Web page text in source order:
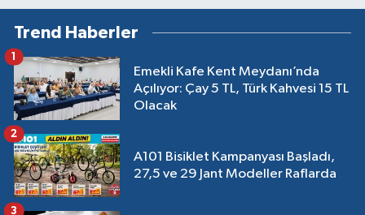
Trend Haberler
Emekli Kafe Kent Meydanı’nda
Açılıyor: Çay 5 TL, Türk Kahvesi 15 TL
Olacak
1
A101 Bisiklet Kampanyası Başladı,
27,5 ve 29 Jant Modeller Raflarda
2
3